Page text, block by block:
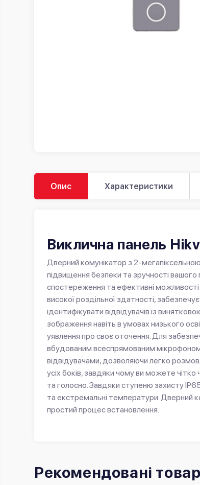
Опис Характеристики
Виклична панель
Дверний комунікатор з 2-
підвищення безпеки та зручності
спостереження та ефективні
високої роздільної здатності,
ідентифікувати відвідувачів із
зображення навіть в умовах низького
уявлення про своє оточення. Для
вбудованим всеспрямованим
відвідувачами, дозволяючи легко
усіх боків, завдяки чому ви можете
та голосно. Завдяки ступеню захисту
та екстремальні температури. Дверний
простий процес встановлення.
Рекомендовані